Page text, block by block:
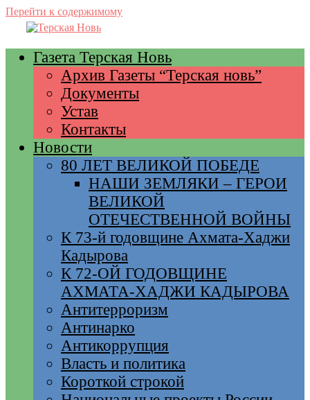
Перейти к содержимому
Газета Терская Новь
Архив Газеты “Терская новь”
Документы
Устав
Контакты
Новости
80 ЛЕТ ВЕЛИКОЙ ПОБЕДЕ
НАШИ ЗЕМЛЯКИ – ГЕРОИ
ВЕЛИКОЙ
ОТЕЧЕСТВЕННОЙ ВОЙНЫ
К 73-й годовщине Ахмата-Хаджи
Кадырова
К 72-ОЙ ГОДОВЩИНЕ
АХМАТА-ХАДЖИ КАДЫРОВА
Антитерроризм
Антинарко
Антикоррупция
Власть и политика
Короткой строкой